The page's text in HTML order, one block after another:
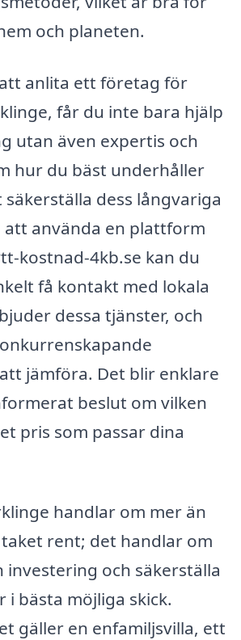
och planeten.
anlita ett företag för
får du inte bara hjälp
utan även expertis och
hur du bäst underhåller
dess långvariga
att använda en plattform
kostnad-4kb.se kan du
få kontakt med lokala
dessa tjänster, och
jämföra. Det blir enklare
beslut om vilken
pris som passar dina
handlar om mer än
rent; det handlar om
investering och säkerställa
i bästa möjliga skick.
gäller en enfamiljsvilla, ett